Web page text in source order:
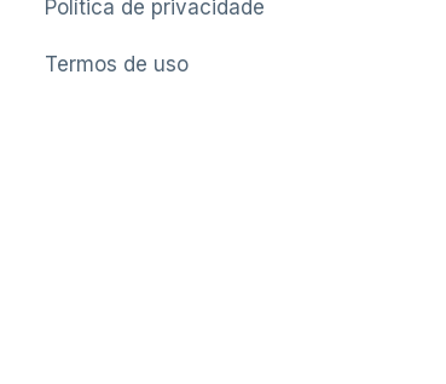
Política de privacidade
Termos de uso